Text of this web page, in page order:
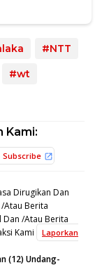
#NTT
#wt
Kami:
Subscribe
Dirugikan Dan
Atau Berita
/Atau Berita
Kami
Laporkan
(12) Undang-